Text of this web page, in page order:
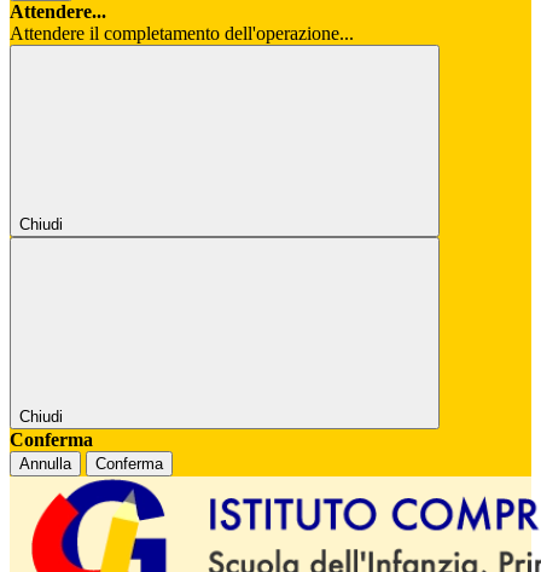
Attendere...
Attendere il completamento dell'operazione...
Chiudi
Chiudi
Conferma
Annulla Conferma